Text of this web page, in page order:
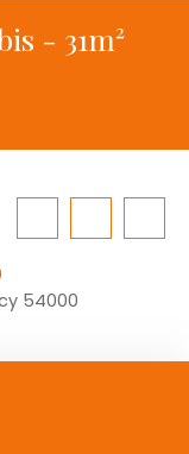
- 31m²
54000